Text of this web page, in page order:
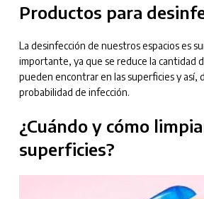
Productos para
La desinfección de nuestros espacios es
importante, ya que se reduce la cantidad
pueden encontrar en las superficies y así,
probabilidad de infección.
¿Cuándo y cómo
superficies?